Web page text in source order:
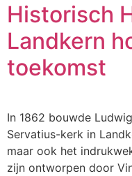
Historisch
Landkern
toekomst
In 1862 bouwde
Servatius-kerk in
maar ook het
zijn ontworpen door